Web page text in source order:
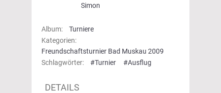
Simon
Album:
Turniere
Kategorien:
Freundschaftsturnier Bad Muskau 2009
Schlagwörter:
#Turnier #Ausflug
DETAILS